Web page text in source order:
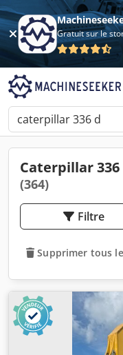
Gratuit sur le
Caterpillar
(364)
Filtre
Supprimer tous